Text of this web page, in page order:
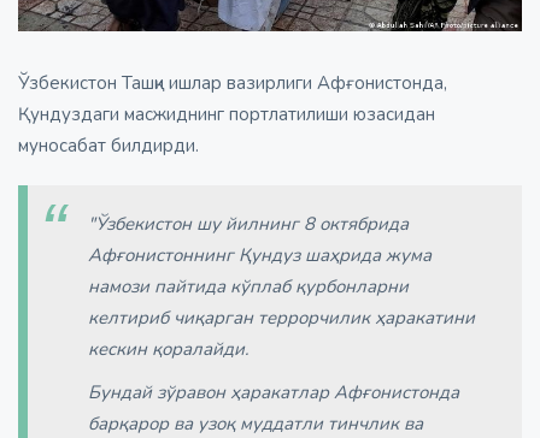
Ўзбекистон Ташқи ишлар вазирлиги Афғонистонда,
Қундуздаги масжиднинг портлатилиши юзасидан
муносабат билдирди.
"Ўзбекистон шу йилнинг 8 октябрида
Aфғонистоннинг Қундуз шаҳрида жума
намози пайтида кўплаб қурбонларни
келтириб чиқарган террорчилик ҳаракатини
кескин қоралайди.
Бундай зўравон ҳаракатлар Aфғонистонда
барқарор ва узоқ муддатли тинчлик ва